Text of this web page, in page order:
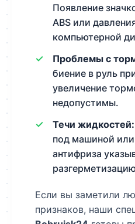
Появление
ABS или
компьютерной
Проблемы с
биение в руль
увеличение
недопустимы.
Течи жидкостей:
под машиной или
антифриза
Если вы заметили
признаков, наши